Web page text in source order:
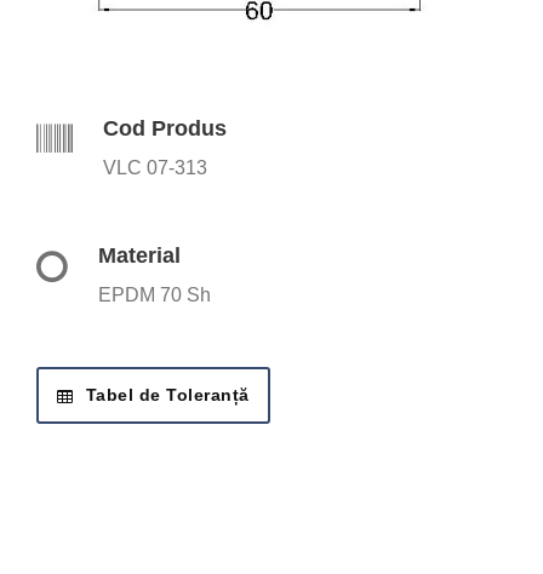
Cod Produs
VLC 07-313
Material
EPDM 70 Sh
Tabel de Toleranță